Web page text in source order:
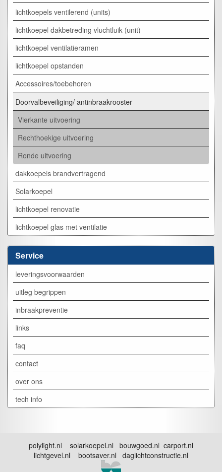
lichtkoepels ventilerend (units)
lichtkoepel dakbetreding vluchtluik (unit)
lichtkoepel ventilatieramen
lichtkoepel opstanden
Accessoires/toebehoren
Doorvalbeveiliging/ antinbraakrooster
Vierkante uitvoering
Rechthoekige uitvoering
Ronde uitvoering
dakkoepels brandvertragend
Solarkoepel
lichtkoepel renovatie
lichtkoepel glas met ventilatie
Service
leveringsvoorwaarden
uitleg begrippen
inbraakpreventie
links
faq
contact
over ons
tech info
polylight.nl solarkoepel.nl bouwgoed.nl carport.nl
lichtgevel.nl bootsaver.nl daglichtconstructie.nl